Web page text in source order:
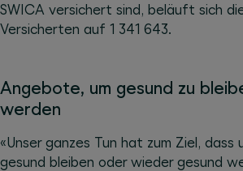
SWICA versichert sind, beläuft sich
Versicherten auf 1 341 643.
Angebote, um gesund zu
werden
«Unser ganzes Tun hat zum Ziel, dass
gesund bleiben oder wieder gesund